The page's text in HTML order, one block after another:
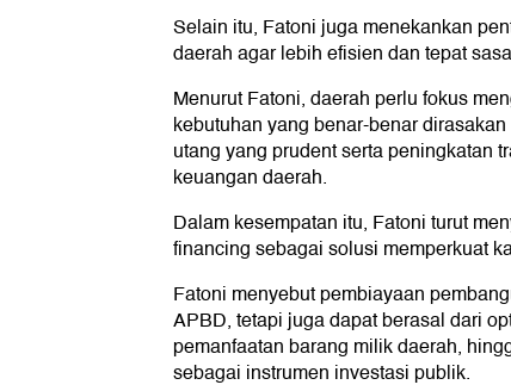
Selain itu, Fatoni juga menekankan
daerah agar lebih efisien dan tepat
Menurut Fatoni, daerah perlu fokus
kebutuhan yang benar-benar
utang yang prudent serta peningkatan
keuangan daerah.
Dalam kesempatan itu, Fatoni turut
financing sebagai solusi memperkuat
Fatoni menyebut pembiayaan
APBD, tetapi juga dapat berasal dari
pemanfaatan barang milik daerah,
sebagai instrumen investasi publik.